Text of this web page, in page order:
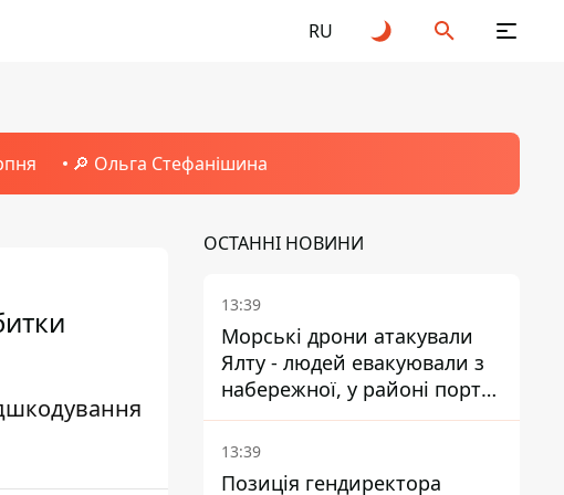
RU
🔎 Ольга Стефанішина
ОСТАННІ НОВИНИ
13:39
Морські дрони атакували
Ялту - людей евакуювали з
набережної, у районі порту
повідомляють про пожежу
13:39
Позиція гендиректора